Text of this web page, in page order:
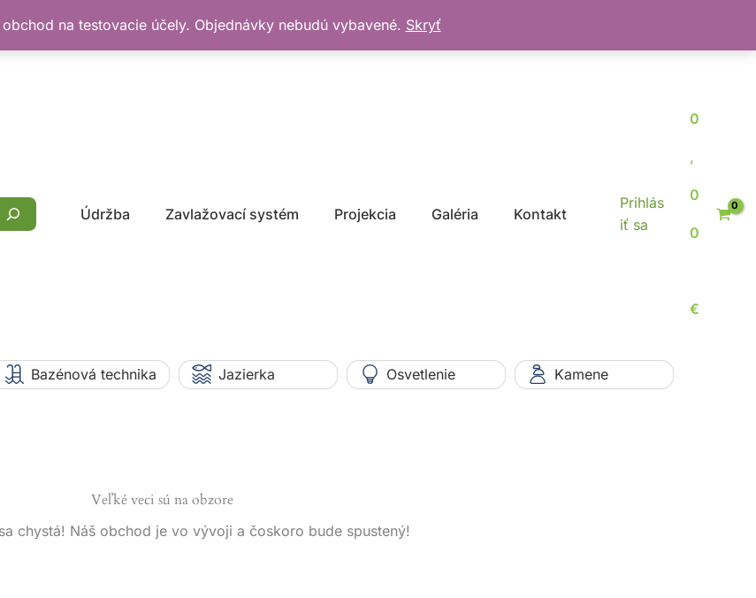
na testovacie účely. Objednávky nebudú vybavené. Skryť
Údržba Zavlažovací systém Projekcia Galéria Kontakt
Prihlás
iť sa
0
,
0
0
€
Bazénová technika Jazierka Osvetlenie Kamene
Veľké veci sú na obzore
chystá! Náš obchod je vo vývoji a čoskoro bude spustený!